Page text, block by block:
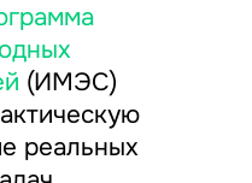
(ИМЭС)
реальных